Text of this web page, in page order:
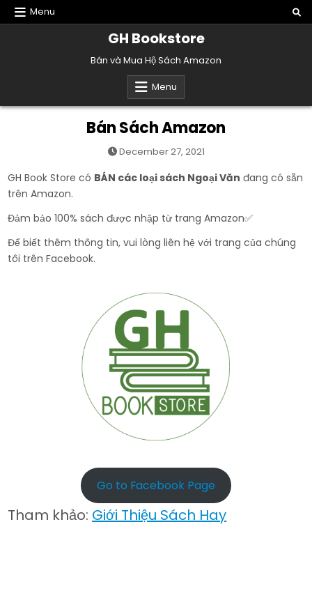
Skip
to
Menu
GH Bookstore
Bán và Mua Hộ Sách Amazon
Menu
Bán Sách Amazon
December 27, 2021
GH Book Store có BÁN các loại sách Ngoại Văn đang có sẵn
trên Amazon.
Đảm bảo 100% sách được nhập từ trang Amazon✅
Để biết thêm thông tin, vui lòng liên hệ với trang của chúng
tôi trên Facebook.
Go to Facebook Page
Tham khảo: Giới Thiệu Sách Hay